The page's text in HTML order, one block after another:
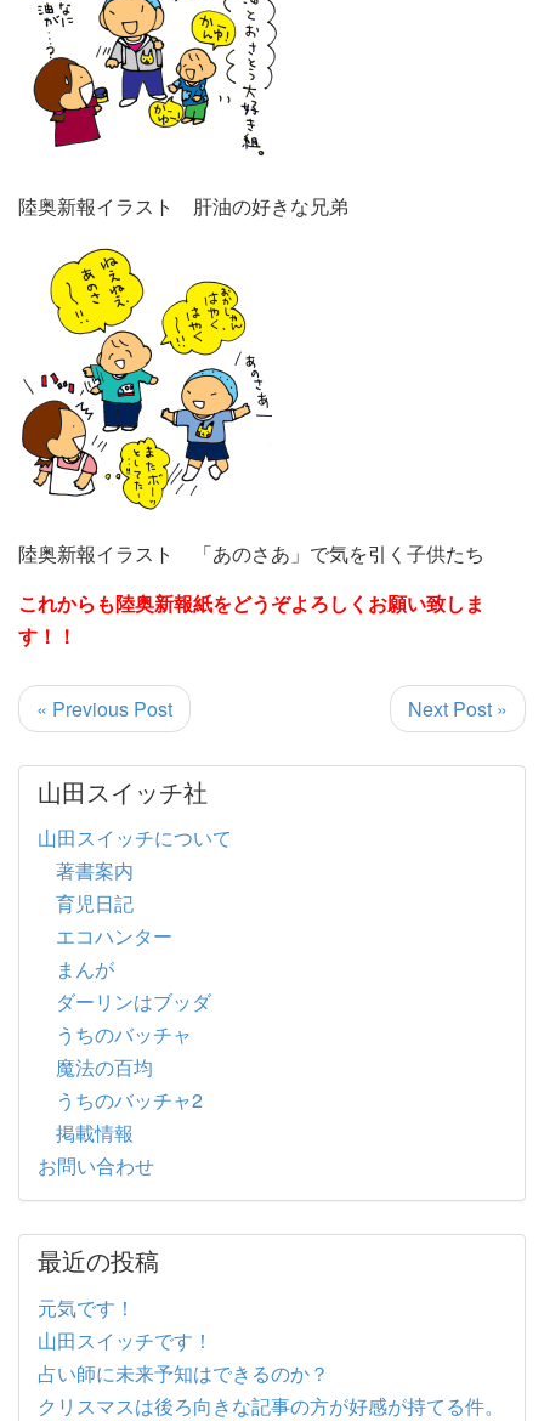
陸奥新報イラスト 肝油の好きな兄弟
陸奥新報イラスト 「あのさあ」で気を引く子供たち
これからも陸奥新報紙をどうぞよろしくお願い致しま
す！！
« Previous Post Next Post »
山田スイッチ社
山田スイッチについて
著書案内
育児日記
エコハンター
まんが
ダーリンはブッダ
うちのバッチャ
魔法の百均
うちのバッチャ2
掲載情報
お問い合わせ
最近の投稿
元気です！
山田スイッチです！
占い師に未来予知はできるのか？
クリスマスは後ろ向きな記事の方が好感が持てる件。